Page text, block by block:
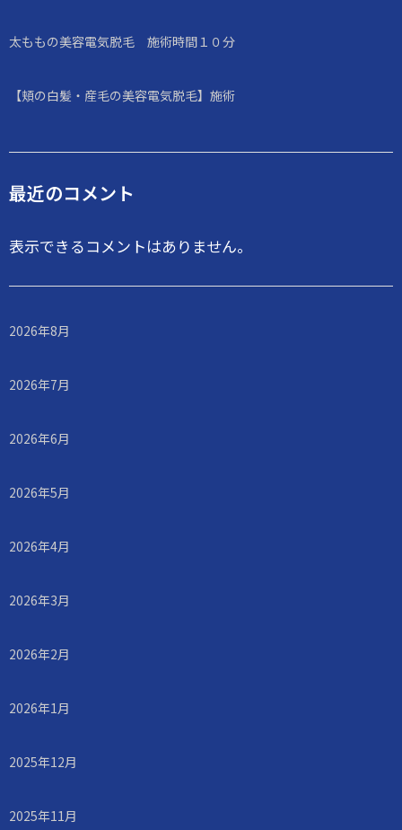
太ももの美容電気脱毛 施術時間１０分
【頬の白髪・産毛の美容電気脱毛】施術
最近のコメント
表示できるコメントはありません。
2026年8月
2026年7月
2026年6月
2026年5月
2026年4月
2026年3月
2026年2月
2026年1月
2025年12月
2025年11月